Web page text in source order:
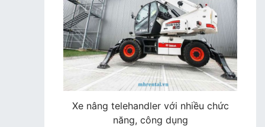
Xe nâng telehandler với nhiều chức
năng, công dụng